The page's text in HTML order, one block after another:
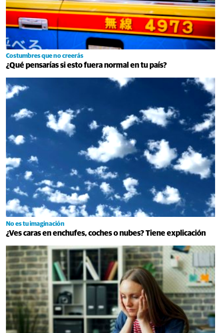
Costumbres que no creerás
¿Qué pensarías si esto fuera normal en tu país?
No es tu imaginación
¿Ves caras en enchufes, coches o nubes? Tiene explicación